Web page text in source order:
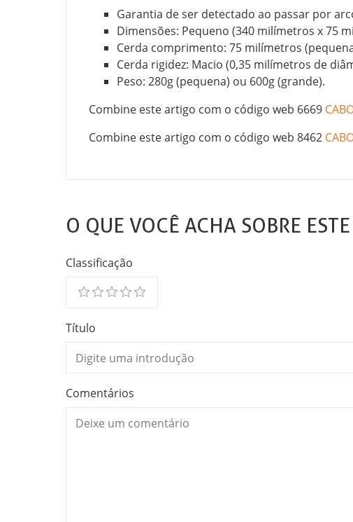
Garantia de ser detectado ao passar por
Dimensões: Pequeno (340 milímetros x 75
Cerda comprimento: 75 milímetros
Cerda rigidez: Macio (0,35 milímetros de
Peso: 280g (pequena) ou 600g (grande).
Combine este artigo com o código web 6669
Combine este artigo com o código web 8462
O QUE VOCÊ ACHA SOBRE
Classificação
Título
Comentários